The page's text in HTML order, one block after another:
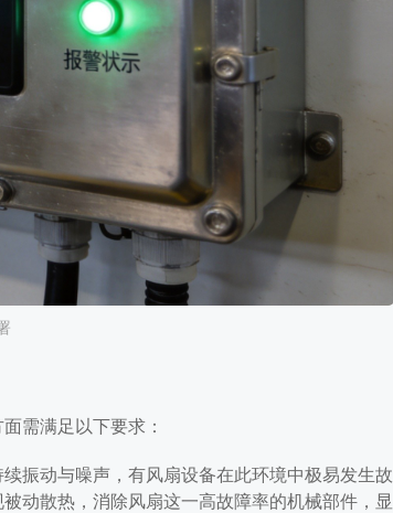
需满足以下要求：
振动与噪声，有风扇设备在此环境中极易发生故
动散热，消除风扇这一高故障率的机械部件，显